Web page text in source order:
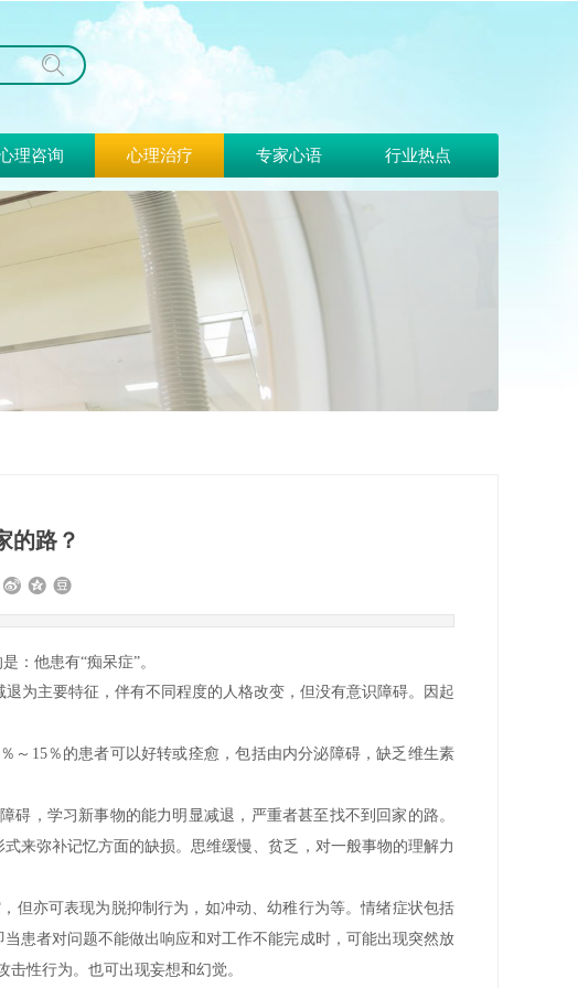
搜索
理咨询 心理治疗 专家心语 行业热点
的路？
：他患有“痴呆症”。
为主要特征，伴有不同程度的人格改变，但没有意识障碍。因起
～15％的患者可以好转或痊愈，包括由内分泌障碍，缺乏维生素
，学习新事物的能力明显减退，严重者甚至找不到回家的路。
来弥补记忆方面的缺损。思维缓慢、贫乏，对一般事物的理解力
但亦可表现为脱抑制行为，如冲动、幼稚行为等。情绪症状包括
当患者对问题不能做出响应和对工作不能完成时，可能出现突然放
性行为。也可出现妄想和幻觉。